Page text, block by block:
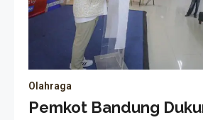
Olahraga
Pemkot Bandung